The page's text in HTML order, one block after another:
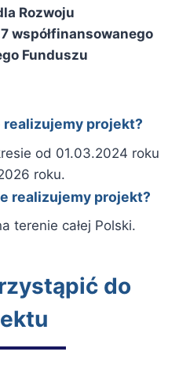
Rozwoju
współfinansowanego
Funduszu
realizujemy projekt?
od 01.03.2024 roku
roku.
realizujemy projekt?
terenie całej Polski.
do